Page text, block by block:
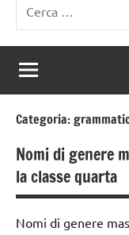
per:
Categoria:
Nomi di genere
la classe quarta
Nomi di genere